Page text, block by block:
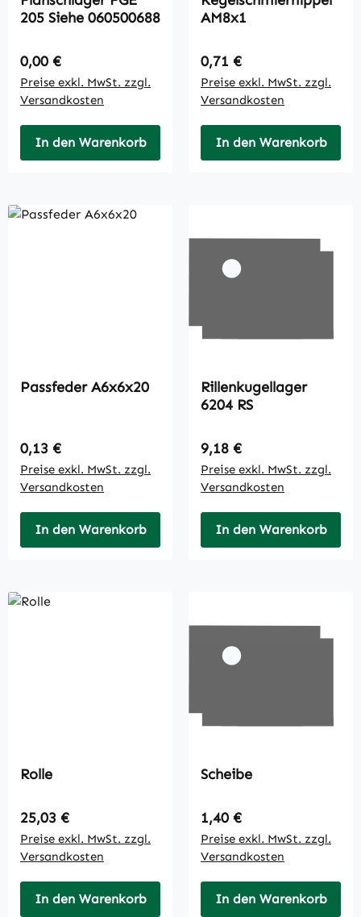
205 Siehe 060500688
Regulärer Preis:
0,00 €
Preise exkl. MwSt. zzgl.
Versandkosten
In den Warenkorb
AM8x1
Regulärer Preis:
0,71 €
Preise exkl. MwSt. zzgl.
Versandkosten
In den Warenkorb
Passfeder A6x6x20
Regulärer Preis:
0,13 €
Preise exkl. MwSt. zzgl.
Versandkosten
In den Warenkorb
Rillenkugellager
6204 RS
Regulärer Preis:
9,18 €
Preise exkl. MwSt. zzgl.
Versandkosten
In den Warenkorb
Rolle
Regulärer Preis:
25,03 €
Preise exkl. MwSt. zzgl.
Versandkosten
In den Warenkorb
Scheibe
Regulärer Preis:
1,40 €
Preise exkl. MwSt. zzgl.
Versandkosten
In den Warenkorb